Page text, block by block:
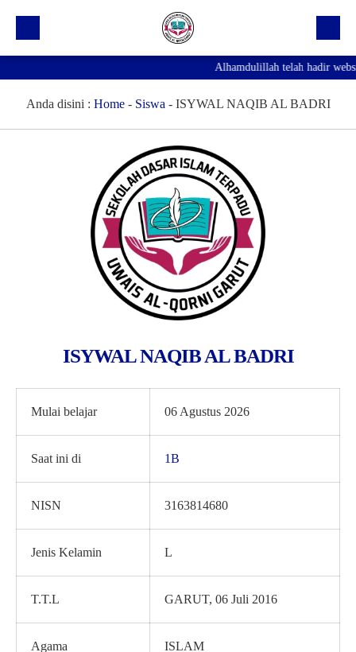
Profil Sekolah
Kegiatan Ekskul
Alhamdulillah telah hadir
Anda disini : Home- Siswa - ISYWAL NAQIB AL BADRI
ISYWAL NAQIB AL BADRI
Mulai belajar 06 Agustus 2026
Saat ini di 1B
NISN 3163814680
Jenis Kelamin L
T.T.L GARUT, 06 Juli 2016
Agama ISLAM